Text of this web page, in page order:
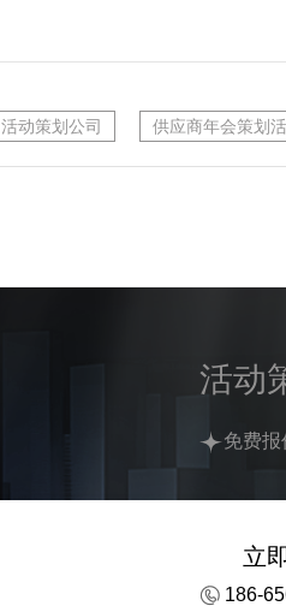
活动策划公司 供应商年会策划
活动
免费报
立
186-